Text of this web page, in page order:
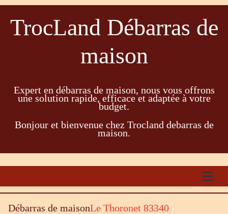
TrocLand Débarras de
maison
Expert en débarras de maison, nous vous offrons
une solution rapide, efficace et adaptée à votre
budget.
Bonjour et bienvenue chez Trocland debarras de
maison.
Débarras de maisonLe Thoronet 83340